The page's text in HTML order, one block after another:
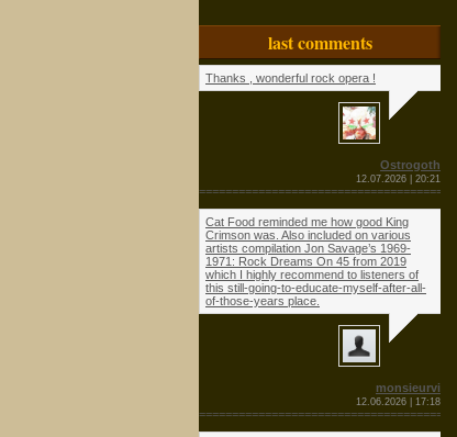
last comments
Thanks , wonderful rock opera !
Ostrogoth
12.07.2026 | 20:21
Cat Food reminded me how good King
Crimson was. Also included on various
artists compilation Jon Savage’s 1969-
1971: Rock Dreams On 45 from 2019
which I highly recommend to listeners of
this still-going-to-educate-myself-after-all-
of-those-years place.
monsieurvi
12.06.2026 | 17:18